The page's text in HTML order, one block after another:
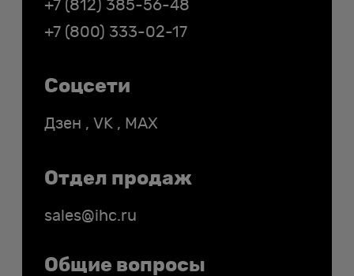
+7 (812) 385-56-48
+7 (800) 333-02-17
Соцсети
Дзен , VK , MAX
Отдел продаж
sales@ihc.ru
Общие вопросы